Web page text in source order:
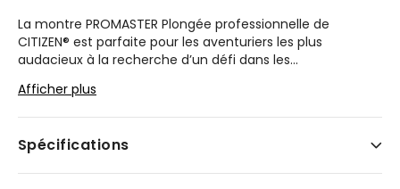
La montre PROMASTER Plongée professionnelle de
CITIZEN® est parfaite pour les aventuriers les plus
audacieux à la recherche d’un défi dans les...
durable. Alimentée par la lumière grâce à la technologie
Eco-Drive, elle n'a jamais besoin de pile. Vous n'aurez
séance de plongée. Montré avec un boîtier et un bracelet
Afficher plus
Spécifications